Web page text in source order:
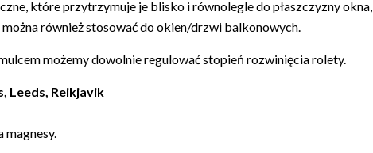
które przytrzymuje je blisko i równolegle do płaszczyzny okna,
również stosować do okien/drzwi balkonowych.
możemy dowolnie regulować stopień rozwinięcia rolety.
Leeds, Reikjavik
magnesy.